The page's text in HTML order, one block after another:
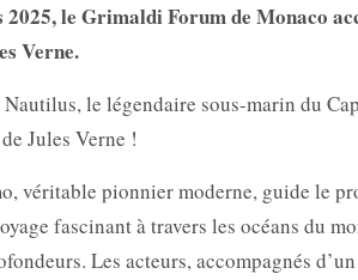
le Grimaldi Forum de Monaco
Verne.
le légendaire sous-marin du
Jules Verne !
véritable pionnier moderne, guide le
fascinant à travers les océans du
Les acteurs, accompagnés